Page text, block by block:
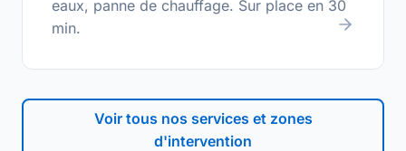
eaux, panne de chauffage. Sur place en 30
min.
Voir tous nos services et zones
d'intervention